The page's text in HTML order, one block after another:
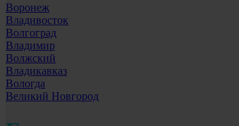
Воронеж
Владивосток
Волгоград
Владимир
Волжский
Владикавказ
Вологда
Великий Новгород